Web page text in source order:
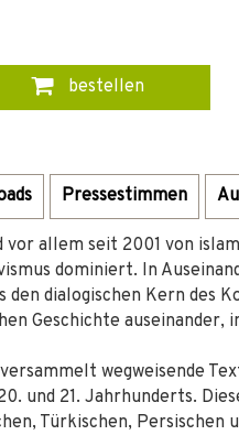
bestellen
Pressestimmen
vor allem seit 2001 von
dominiert. In
den dialogischen Kern des
Geschichte auseinander,
wegweisende
und 21. Jahrhunderts.
Türkischen,